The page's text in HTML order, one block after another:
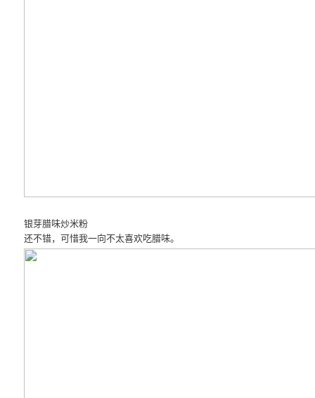
银芽腊味炒米粉
还不错，可惜我一向不太喜欢吃腊味。